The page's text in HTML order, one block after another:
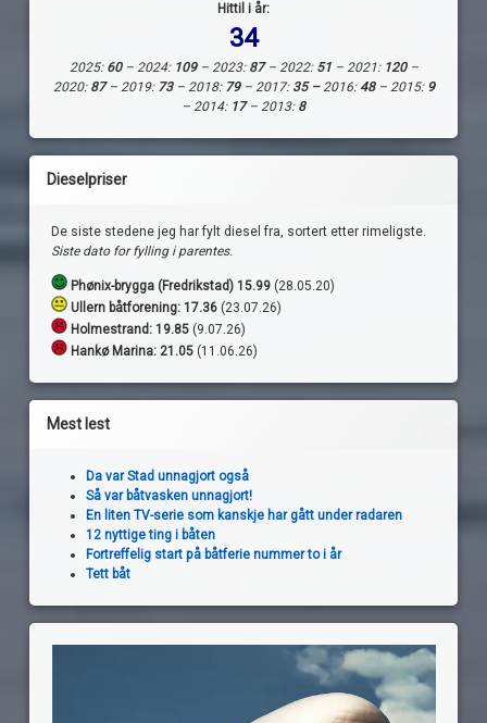
Hittil i år:
34
2025: 60– 2024: 109– 2023: 87– 2022: 51– 2021: 120–
2020: 87– 2019: 73– 2018: 79– 2017: 35 –2016:48– 2015: 9
– 2014: 17– 2013: 8
Dieselpriser
De siste stedene jeg har fylt diesel fra, sortert etter rimeligste.
Siste dato for fylling i parentes.
Phønix-brygga (Fredrikstad) 15.99 (28.05.20)
Ullern båtforening: 17.36 (23.07.26)
Holmestrand: 19.85 (9.07.26)
Hankø Marina: 21.05 (11.06.26)
Mest lest
Da var Stad unnagjort også
Så var båtvasken unnagjort!
En liten TV-serie som kanskje har gått under radaren
12 nyttige ting i båten
Fortreffelig start på båtferie nummer to i år
Tett båt